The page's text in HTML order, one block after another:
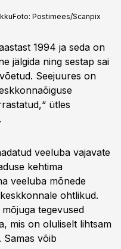
Foto: Postimees/Scanpix
1994 ja seda on
jälgida ning sestap sai
Seejuures on
ütles
veeluba vajavate
kehtima
veeluba mõnede
ohtlikud.
tegevused
mis on oluliselt lihtsam
Samas võib